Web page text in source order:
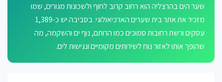
שער הים בהרצליה הוא רחוב קרוב לחוף ולשכונות מגורים, שמו
מזכיר את אתר בית שערים הארכיאולוגי. בסביבה יש כ-1,389
עסקים ורשת רחובות סמוכים כמו הרותם, נוף ים והשקמה, מה
שהופך אותו לאזור נוח לשירותים מקומיים ונגישות לים.